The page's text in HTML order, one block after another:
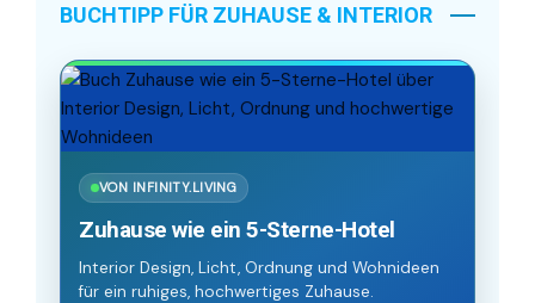
BUCHTIPP FÜR ZUHAUSE & INTERIOR
VON INFINITY.LIVING
Zuhause wie ein 5-Sterne-Hotel
Interior Design, Licht, Ordnung und Wohnideen
für ein ruhiges, hochwertiges Zuhause.